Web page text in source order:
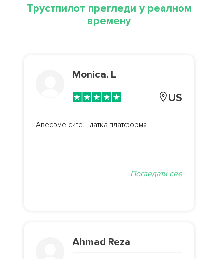
Трустпилот прегледи у реалном
времену
Monica. L
US
Авесоме сите. Глатка платформа
Погледати све
Ahmad Reza